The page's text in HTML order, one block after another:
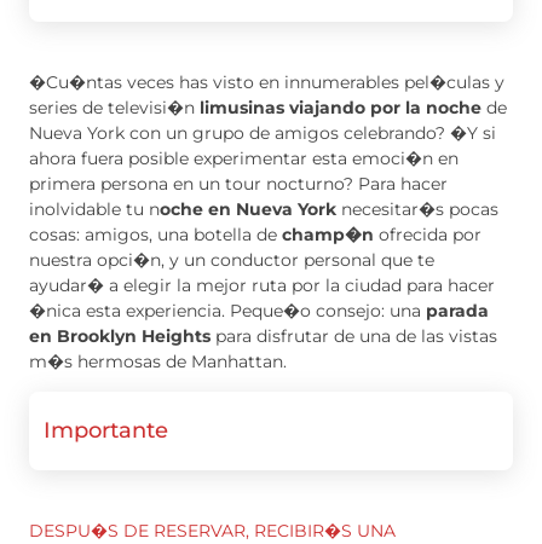
�Cu�ntas veces has visto en innumerables pel�culas y
series de televisi�n limusinas viajando por la noche de
Nueva York con un grupo de amigos celebrando? �Y si
ahora fuera posible experimentar esta emoci�n en
primera persona en un tour nocturno? Para hacer
inolvidable tu noche en Nueva York necesitar�s pocas
cosas: amigos, una botella de champ�n ofrecida por
nuestra opci�n, y un conductor personal que te
ayudar� a elegir la mejor ruta por la ciudad para hacer
�nica esta experiencia. Peque�o consejo: una parada
en Brooklyn Heights para disfrutar de una de las vistas
m�s hermosas de Manhattan.
Importante
DESPU�S DE RESERVAR, RECIBIR�S UNA